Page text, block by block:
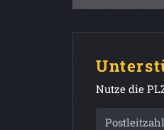
Nutze die
Postleitzahl